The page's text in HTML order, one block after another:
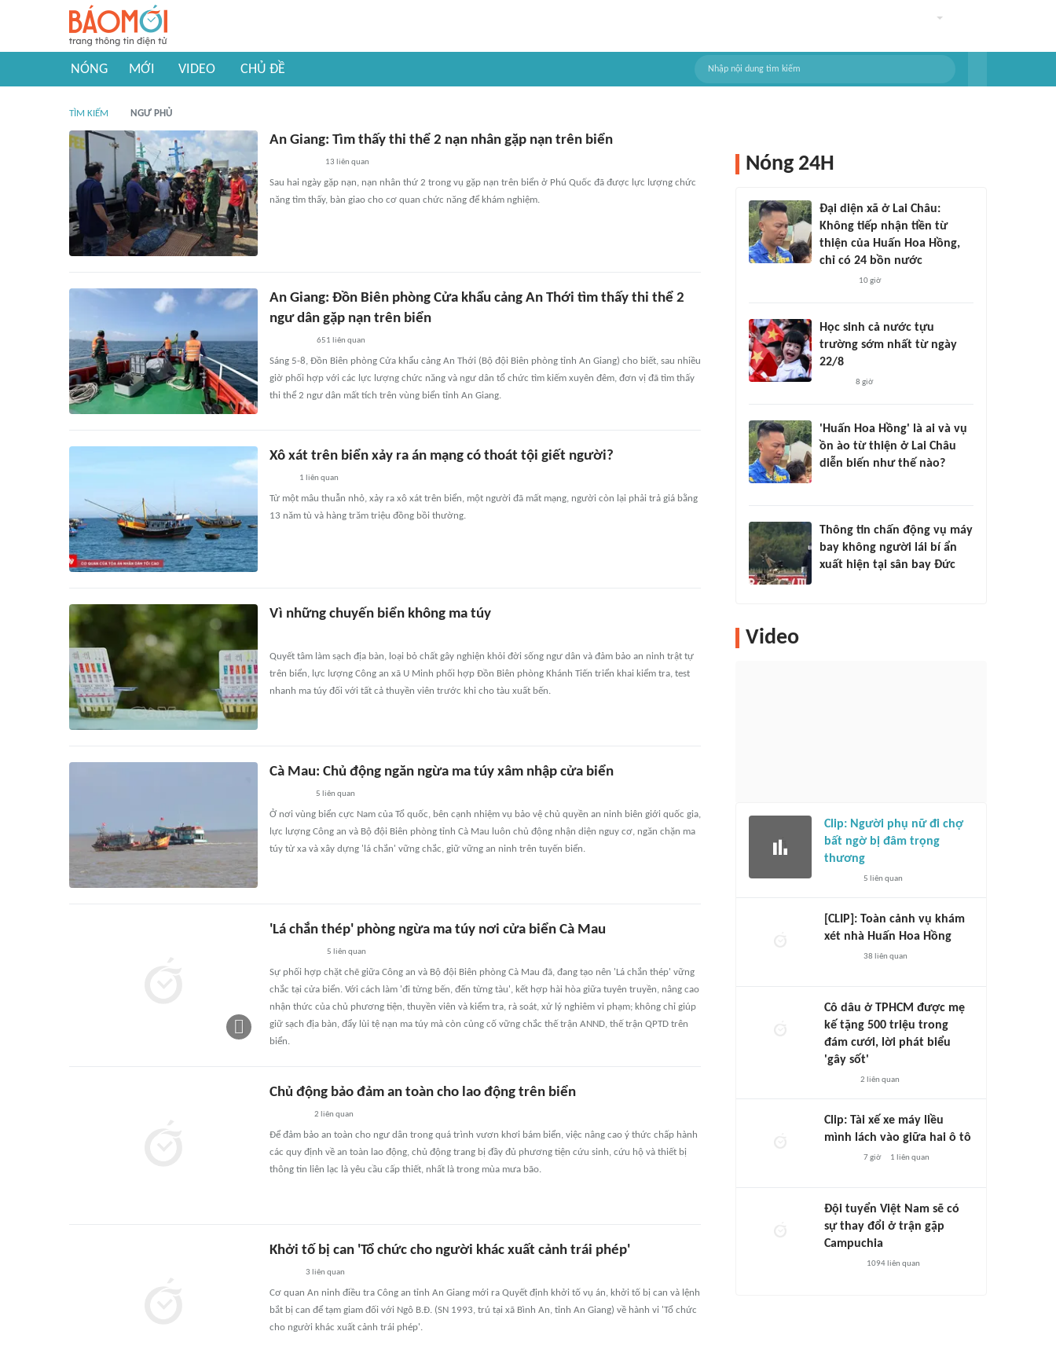
NÓNG MỚI VIDEO CHỦ ĐỀ
TÌM KIẾM NGƯ PHỦ
An Giang: Tìm thấy thi thể 2 nạn nhân gặp nạn trên biển
13 liên quan
Sau hai ngày gặp nạn, nạn nhân thứ 2 trong vụ gặp nạn trên biển ở Phú Quốc đã được lực lượng chức
năng tìm thấy, bàn giao cho cơ quan chức năng để khám nghiệm.
An Giang: Đồn Biên phòng Cửa khẩu cảng An Thới tìm thấy thi thể 2
ngư dân gặp nạn trên biển
651 liên quan
Sáng 5-8, Đồn Biên phòng Cửa khẩu cảng An Thới (Bộ đội Biên phòng tỉnh An Giang) cho biết, sau nhiều
giờ phối hợp với các lực lượng chức năng và ngư dân tổ chức tìm kiếm xuyên đêm, đơn vị đã tìm thấy
thi thể 2 ngư dân mất tích trên vùng biển tỉnh An Giang.
Xô xát trên biển xảy ra án mạng có thoát tội giết người?
1 liên quan
Từ một mâu thuẫn nhỏ, xảy ra xô xát trên biển, một người đã mất mạng, người còn lại phải trả giá bằng
13 năm tù và hàng trăm triệu đồng bồi thường.
Vì những chuyến biển không ma túy
Quyết tâm làm sạch địa bàn, loại bỏ chất gây nghiện khỏi đời sống ngư dân và đảm bảo an ninh trật tự
trên biển, lực lượng Công an xã U Minh phối hợp Đồn Biên phòng Khánh Tiến triển khai kiểm tra, test
nhanh ma túy đối với tất cả thuyền viên trước khi cho tàu xuất bến.
Cà Mau: Chủ động ngăn ngừa ma túy xâm nhập cửa biển
5 liên quan
Ở nơi vùng biển cực Nam của Tổ quốc, bên cạnh nhiệm vụ bảo vệ chủ quyền an ninh biên giới quốc gia,
lực lượng Công an và Bộ đội Biên phòng tỉnh Cà Mau luôn chủ động nhận diện nguy cơ, ngăn chặn ma
túy từ xa và xây dựng 'lá chắn' vững chắc, giữ vững an ninh trên tuyến biển.
'Lá chắn thép' phòng ngừa ma túy nơi cửa biển Cà Mau
5 liên quan
Sự phối hợp chặt chẽ giữa Công an và Bộ đội Biên phòng Cà Mau đã, đang tạo nên 'Lá chắn thép' vững
chắc tại cửa biển. Với cách làm 'đi từng bến, đến từng tàu', kết hợp hài hòa giữa tuyên truyền, nâng cao
nhận thức của chủ phương tiện, thuyền viên và kiểm tra, rà soát, xử lý nghiêm vi phạm; không chỉ giúp
giữ sạch địa bàn, đẩy lùi tệ nạn ma túy mà còn củng cố vững chắc thế trận ANND, thế trận QPTD trên
biển.
Chủ động bảo đảm an toàn cho lao động trên biển
2 liên quan
Để đảm bảo an toàn cho ngư dân trong quá trình vươn khơi bám biển, việc nâng cao ý thức chấp hành
các quy định về an toàn lao động, chủ động trang bị đầy đủ phương tiện cứu sinh, cứu hộ và thiết bị
thông tin liên lạc là yêu cầu cấp thiết, nhất là trong mùa mưa bão.
Khởi tố bị can 'Tổ chức cho người khác xuất cảnh trái phép'
3 liên quan
Cơ quan An ninh điều tra Công an tỉnh An Giang mới ra Quyết định khởi tố vụ án, khởi tố bị can và lệnh
bắt bị can để tạm giam đối với Ngô B.Đ. (SN 1993, trú tại xã Bình An, tỉnh An Giang) về hành vi 'Tổ chức
cho người khác xuất cảnh trái phép'.
Nóng 24H
Đại diện xã ở Lai Châu:
Không tiếp nhận tiền từ
thiện của Huấn Hoa Hồng,
chỉ có 24 bồn nước
10 giờ
Học sinh cả nước tựu
trường sớm nhất từ ngày
22/8
8 giờ
'Huấn Hoa Hồng' là ai và vụ
ồn ào từ thiện ở Lai Châu
diễn biến như thế nào?
Thông tin chấn động vụ máy
bay không người lái bí ẩn
xuất hiện tại sân bay Đức
Video
Clip: Người phụ nữ đi chợ
bất ngờ bị đâm trọng
thương
5 liên quan
[CLIP]: Toàn cảnh vụ khám
xét nhà Huấn Hoa Hồng
38 liên quan
Cô dâu ở TPHCM được mẹ
kế tặng 500 triệu trong
đám cưới, lời phát biểu
'gây sốt'
2 liên quan
Clip: Tài xế xe máy liều
mình lách vào giữa hai ô tô
7 giờ 1 liên quan
Đội tuyển Việt Nam sẽ có
sự thay đổi ở trận gặp
Campuchia
1094 liên quan